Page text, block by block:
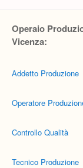
Operaio
Vicenza:
Addetto Produzione
Operatore
Controllo Qualità
Tecnico Produzione